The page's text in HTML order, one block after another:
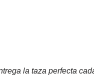
la taza perfecta